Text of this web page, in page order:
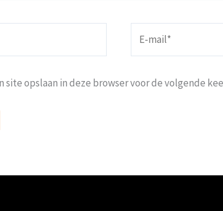
mail*
site opslaan in deze browser voor de volgende